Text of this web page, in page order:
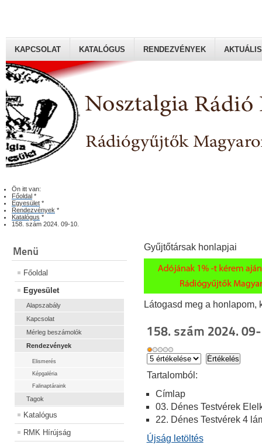
Rádiógyűjtők Magyaroszági Klubja
KAPCSOLAT KATALÓGUS RENDEZVÉNYEK AKTUÁLIS
Ön itt van:
Főoldal *
Egyesület *
Rendezvények *
Katalógus *
158. szám 2024. 09-10.
Menü
Főoldal
Egyesület
Alapszabály
Kapcsolat
Mérleg beszámolók
Rendezvények
Elismerés
Képgaléria
Falinaptáraink
Tagok
Katalógus
RMK Hírújság
Gyűjtőtársak honlapjai
Látogasd meg a honlapom,
158. szám 2024.
Tartalomból:
Címlap
03. Dénes Testvérek
22. Dénes Testvérek 4
Újság letöltés